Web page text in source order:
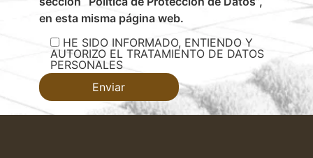
en esta misma página web.
HE SIDO INFORMADO, ENTIENDO Y
AUTORIZO EL TRATAMIENTO DE DATOS
PERSONALES